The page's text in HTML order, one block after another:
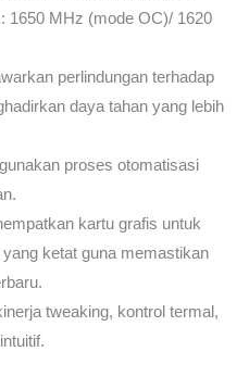
1650 MHz (mode OC)/ 1620
perlindungan terhadap
daya tahan yang lebih
proses otomatisasi
kartu grafis untuk
ketat guna memastikan
tweaking, kontrol termal,